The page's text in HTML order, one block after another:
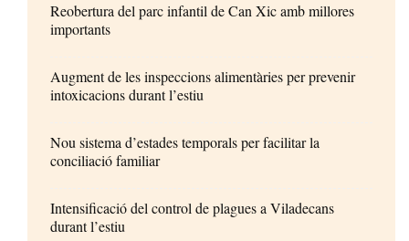
Reobertura del parc infantil de Can Xic amb millores
importants
Augment de les inspeccions alimentàries per prevenir
intoxicacions durant l’estiu
Nou sistema d’estades temporals per facilitar la
conciliació familiar
Intensificació del control de plagues a Viladecans
durant l’estiu